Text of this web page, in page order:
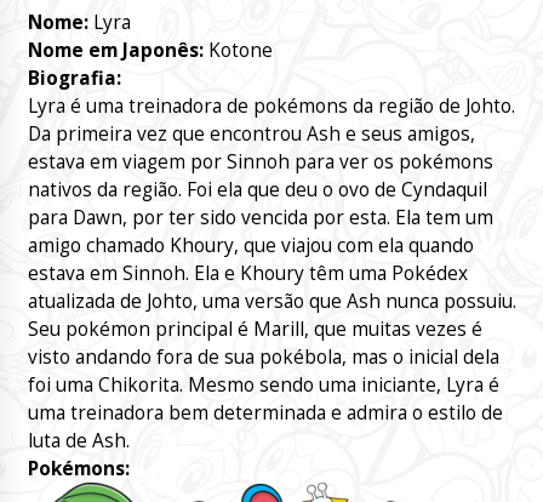
Nome:Lyra
Nome em Japonês:Kotone
Biografia:
Lyra é uma treinadora de pokémons da região de Johto.
Da primeira vez que encontrou Ash e seus amigos,
estava em viagem por Sinnoh para ver os pokémons
nativos da região. Foi ela que deu o ovo de Cyndaquil
para Dawn, por ter sido vencida por esta. Ela tem um
amigo chamado Khoury, que viajou com ela quando
estava em Sinnoh. Ela e Khoury têm uma Pokédex
atualizada de Johto, uma versão que Ash nunca possuiu.
Seu pokémon principal é Marill, que muitas vezes é
visto andando fora de sua pokébola, mas o inicial dela
foi uma Chikorita. Mesmo sendo uma iniciante, Lyra é
uma treinadora bem determinada e admira o estilo de
luta de Ash.
Pokémons: